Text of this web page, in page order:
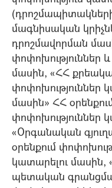
մագնիսական
դրոշմավորման
փոփոխություններ
մասին, «ՀՀ
փոփոխություններ
մասին» ՀՀ
փոփոխություններ
«Օրգանական
օրենքում
կատարելու
պետական